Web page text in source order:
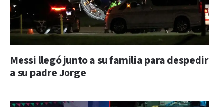
Messi llegó junto a su familia para despedir
a su padre Jorge